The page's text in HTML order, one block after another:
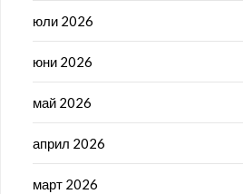
юли 2026
юни 2026
май 2026
април 2026
март 2026